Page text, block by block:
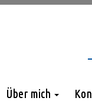
Über mich